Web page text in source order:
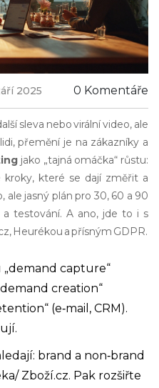
2025 0 Komentáře
sleva nebo virální video, ale
přemění je na zákazníky a
jako „tajná omáčka“ růstu:
kroky, které se dají změřit a
ale jasný plán pro 30, 60 a 90
testování. A ano, jde to i s
Heurékou a přísným GDPR.
„demand capture“
creation“
(e‑mail, CRM).
brand a non‑brand
Zboží.cz. Pak rozšiřte